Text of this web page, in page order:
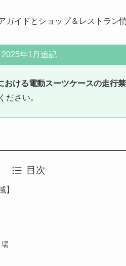
ガイドとショップ＆レストラン
2025年1月追記
おける電動スーツケースの走行
ださい。
目次
】
場